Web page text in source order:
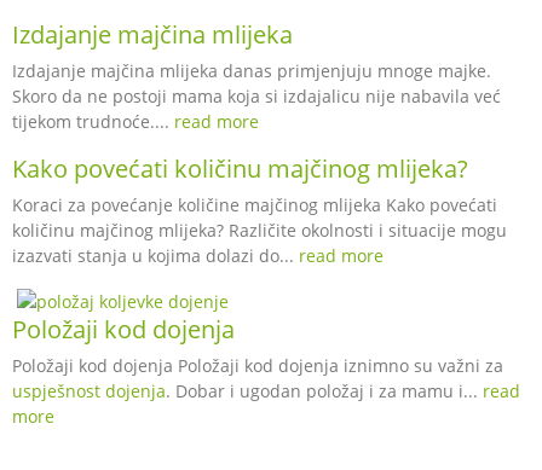
Izdajanje majčina mlijeka
Izdajanje majčina mlijeka danas primjenjuju mnoge majke.
Skoro da ne postoji mama koja si izdajalicu nije nabavila već
tijekom trudnoće.... read more
Kako povećati količinu majčinog mlijeka?
Koraci za povećanje količine majčinog mlijeka Kako povećati
količinu majčinog mlijeka? Različite okolnosti i situacije mogu
izazvati stanja u kojima dolazi do... read more
Položaji kod dojenja
Položaji kod dojenja Položaji kod dojenja iznimno su važni za
uspješnost dojenja. Dobar i ugodan položaj i za mamu i... read
more